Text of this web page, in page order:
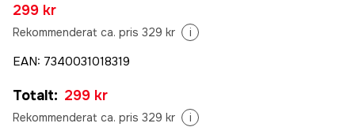
299 kr
Rekommenderat ca. pris 329 kr i
EAN: 7340031018319
Totalt: 299 kr
Rekommenderat ca. pris 329 kr i